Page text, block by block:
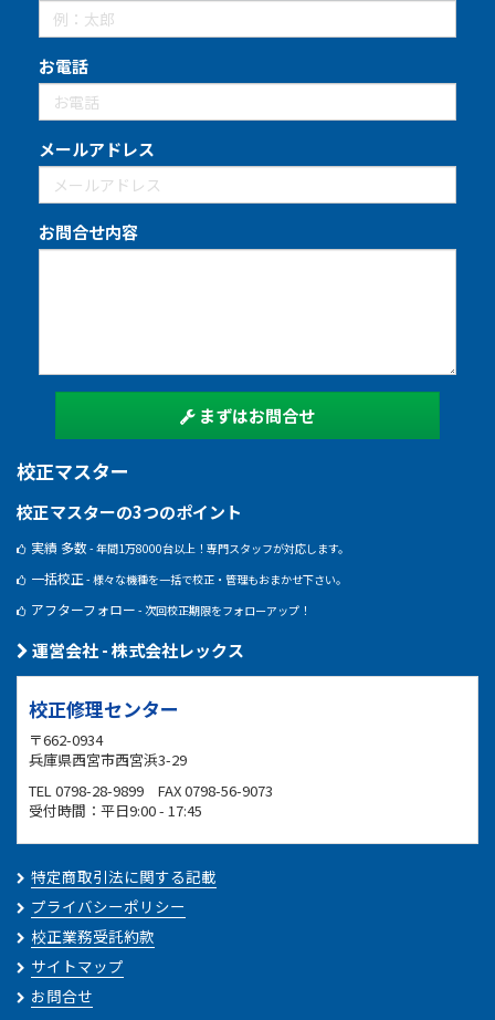
お電話
メールアドレス
お問合せ内容
まずはお問合せ
校正マスター
校正マスターの3つのポイント
実績 多数- 年間1万8000台以上！専門スタッフが対応します。
一括校正 - 様々な機種を一括で校正・管理もおまかせ下さい。
アフターフォロー - 次回校正期限をフォローアップ！
運営会社 - 株式会社レックス
校正修理センター
〒662-0934
兵庫県西宮市西宮浜3-29
TEL 0798-28-9899 FAX 0798-56-9073
受付時間：平日9:00 - 17:45
特定商取引法に関する記載
プライバシーポリシー
校正業務受託約款
サイトマップ
お問合せ